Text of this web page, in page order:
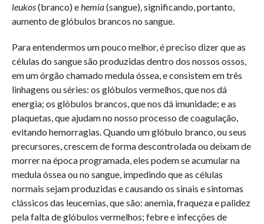
leukos(branco) e hemia(sangue), significando, portanto,
aumento de glóbulos brancos no sangue.
Para entendermos um pouco melhor, é preciso dizer que as
células do sangue são produzidas dentro dos nossos ossos,
em um órgão chamado medula óssea, e consistem em três
linhagens ou séries: os glóbulos vermelhos, que nos dá
energia; os glóbulos brancos, que nos dá imunidade; e as
plaquetas, que ajudam no nosso processo de coagulação,
evitando hemorragias. Quando um glóbulo branco, ou seus
precursores, crescem de forma descontrolada ou deixam de
morrer na época programada, eles podem se acumular na
medula óssea ou no sangue, impedindo que as células
normais sejam produzidas e causando os sinais e sintomas
clássicos das leucemias, que são: anemia, fraqueza e palidez
pela falta de glóbulos vermelhos; febre e infecções de